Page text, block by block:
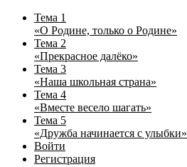
Тема 1
«О Родине, только о Родине»
Тема 2
«Прекрасное далёко»
Тема 3
«Наша школьная страна»
Тема 4
«Вместе весело шагать»
Тема 5
«Дружба начинается с улыбки»
Войти
Регистрация